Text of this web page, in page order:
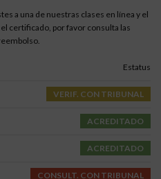
a una de nuestras clases en línea y el
certificado, por favor consulta las
Estatus
VERIF. CON TRIBUNAL
ACREDITADO
ACREDITADO
CONSULT. CON TRIBUNAL